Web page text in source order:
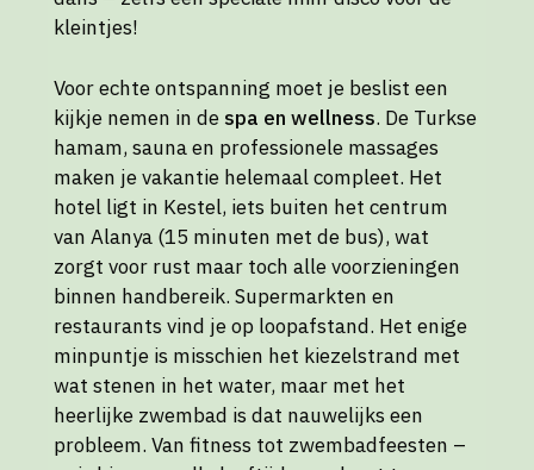
kleintjes!
Voor echte ontspanning moet je beslist een
kijkje nemen in de spa en wellness. De Turkse
hamam, sauna en professionele massages
maken je vakantie helemaal compleet. Het
hotel ligt in Kestel, iets buiten het centrum
van Alanya (15 minuten met de bus), wat
zorgt voor rust maar toch alle voorzieningen
binnen handbereik. Supermarkten en
restaurants vind je op loopafstand. Het enige
minpuntje is misschien het kiezelstrand met
wat stenen in het water, maar met het
heerlijke zwembad is dat nauwelijks een
probleem. Van fitness tot zwembadfeesten –